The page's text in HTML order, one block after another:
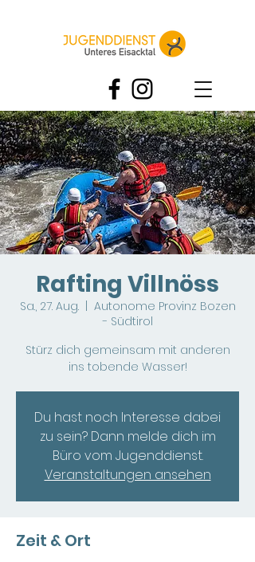
Rafting Villnöss
Sa., 27. Aug.
  |
Autonome Provinz Bozen
- Südtirol
Stürz dich gemeinsam mit anderen
ins tobende Wasser!
Du hast noch Interesse dabei
zu sein? Dann melde dich im
Büro vom Jugenddienst.
Veranstaltungen ansehen
Zeit & Ort